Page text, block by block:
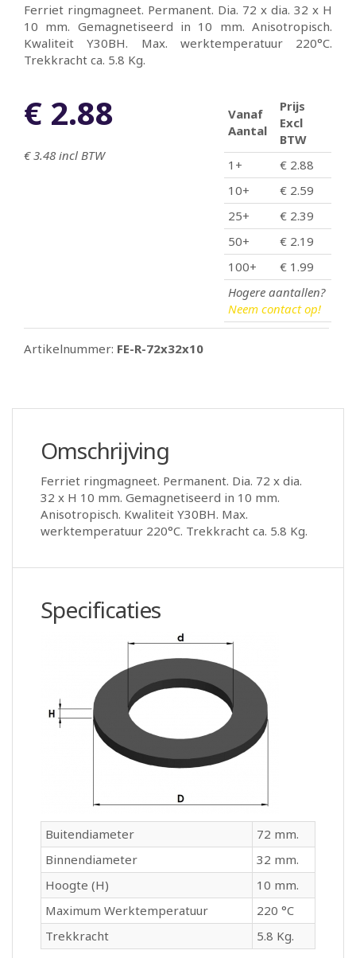
Ferriet ringmagneet. Permanent. Dia. 72 x dia. 32 x H
10 mm. Gemagnetiseerd in 10 mm. Anisotropisch.
Kwaliteit Y30BH. Max. werktemperatuur 220°C.
Trekkracht ca. 5.8 Kg.
€ 2.88
€ 3.48 incl BTW
Vanaf
Aantal
Prijs
Excl
BTW
1+
€ 2.88
10+
€ 2.59
25+
€ 2.39
50+
€ 2.19
100+
€ 1.99
Hogere aantallen?
Neem contact op!
Artikelnummer: FE-R-72x32x10
Omschrijving
Ferriet ringmagneet. Permanent. Dia. 72 x dia.
32 x H 10 mm. Gemagnetiseerd in 10 mm.
Anisotropisch. Kwaliteit Y30BH. Max.
werktemperatuur 220°C. Trekkracht ca. 5.8 Kg.
Specificaties
Buitendiameter
72 mm.
Binnendiameter
32 mm.
Hoogte (H)
10 mm.
Maximum Werktemperatuur
220 °C
Trekkracht
5.8 Kg.